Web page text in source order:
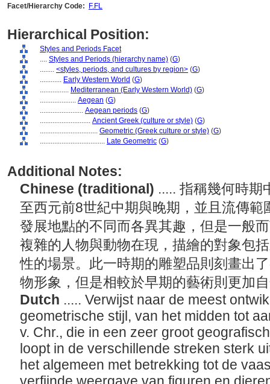
Facet/Hierarchy Code:
F.FL
Hierarchical Position:
Styles and Periods Facet
.... Styles and Periods (hierarchy name) (G)
........ <styles, periods, and cultures by region> (G)
............ Early Western World (G)
................ Mediterranean (Early Western World) (G)
.................... Aegean (G)
........................ Aegean periods (G)
............................ Ancient Greek (culture or style) (G)
................................ Geometric (Greek culture or style) (G)
.................................... Late Geometric (G)
Additional Notes:
Chinese (traditional) ..... 指稱幾何時期
至西元前8世紀中期與晚期，並且流傳
發展地點的不同而各異其趣，但是一般
複雜的人物與動物在現，描繪的對象包
性的場景。此一時期的雕塑品則刻畫出
物形象，但是相較於早期的藝術則更加
Dutch ..... Verwijst naar de meest
geometrische stijl, van het midden tot
v. Chr., die in een zeer groot
loopt in de verschillende streken sterk
het algemeen met betrekking tot de